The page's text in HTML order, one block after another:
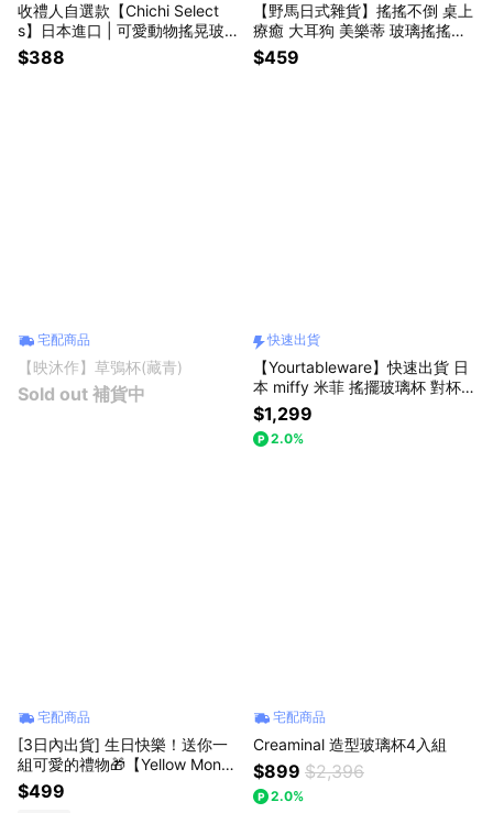
收禮人自選款【Chichi Select
s】日本進口 | 可愛動物搖晃玻璃
杯
$388
【野馬日式雜貨】搖搖不倒 桌上
療癒 大耳狗 美樂蒂 玻璃搖搖杯
[收禮者自選款] [快速出貨]
$459
宅配商品
【映沐作】草鴞杯(藏青)
Sold out 補貨中
快速出貨
【Yourtableware】快速出貨 日
本 miffy 米菲 搖擺玻璃杯 對杯
禮盒組(贈miffy迷你公仔) 喬遷禮
新居落成
$1,299
2.0%
宅配商品
[3日內出貨] 生日快樂！送你一
組可愛的禮物🎁【Yellow Monda
y】2入療癒台式熱炒杯＋精美小
禮盒＋代寫卡片傳遞滿滿心意
$499
宅配商品
Creaminal 造型玻璃杯4入組
$899 $2,396
2.0%